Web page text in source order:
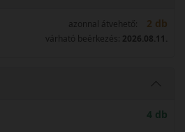
azonnal átvehető: 2 db
várható beérkezés: 2026.08.11.
4 db